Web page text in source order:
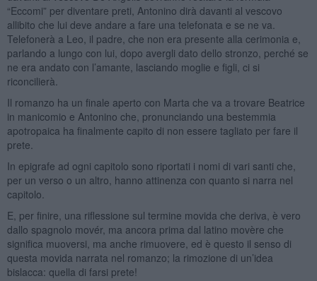
“Eccomi” per diventare preti, Antonino dirà davanti al vescovo
allibito che lui deve andare a fare una telefonata e se ne va.
Telefonerà a Leo, il padre, che non era presente alla cerimonia e,
parlando a lungo con lui, dopo avergli dato dello stronzo, perché se
ne era andato con l’amante, lasciando moglie e figli, ci si
riconcilierà.
Il romanzo ha un finale aperto con Marta che va a trovare Beatrice
in manicomio e Antonino che, pronunciando una bestemmia
apotropaica ha finalmente capito di non essere tagliato per fare il
prete.
In epigrafe ad ogni capitolo sono riportati i nomi di vari santi che,
per un verso o un altro, hanno attinenza con quanto si narra nel
capitolo.
E, per finire, una riflessione sul termine movida che deriva, è vero
dallo spagnolo movér, ma ancora prima dal latino movère che
significa muoversi, ma anche rimuovere, ed è questo il senso di
questa movida narrata nel romanzo; la rimozione di un’idea
bislacca: quella di farsi prete!